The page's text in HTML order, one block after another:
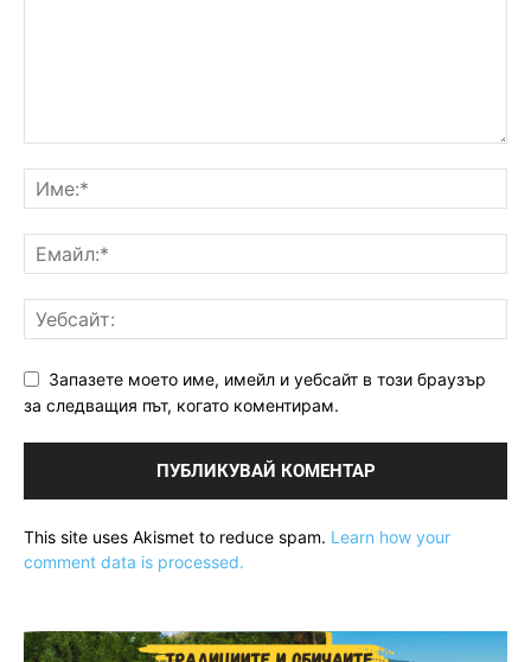
Запазете моето име, имейл и уебсайт в този браузър
за следващия път, когато коментирам.
This site uses Akismet to reduce spam. Learn how your
comment data is processed.